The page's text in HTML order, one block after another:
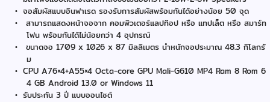
จอสัมผัสแบบอินฟาเรด รองรับการสัมผัสพร้อมกันได้อย่างน้อย 50 จุด
สามารถแสดงหน้าจอจาก คอมพิวเตอร์แลปท๊อป หรือ แทปเล็ต หรือ สมาร์ท
โฟน พร้อมกันได้ไม่น้อยกว่า 4 อุปกรณ์
ขนาดจอ 1709 x 1026 x 87 มิลลิเมตร นำหนักจอประมาณ 48.3 กิโลกรั
ม
CPU A76×4+A55×4 Octa-core GPU Mali-G610 MP4 Ram 8 Rom 6
4 GB Android 13.0 or Windows 11
รับประกัน 3 ปี แบบออนไซต์